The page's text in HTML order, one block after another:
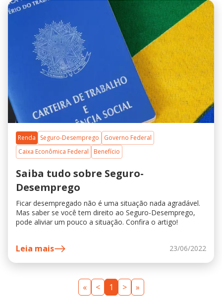
Renda Seguro-Desemprego
Governo Federal
Caixa Econômica Federal
Benefício
Saiba tudo sobre Seguro-
Desemprego
Ficar desempregado não é uma situação nada agradável.
Mas saber se você tem direito ao Seguro-Desemprego,
pode aliviar um pouco a situação. Confira o artigo!
Leia mais 23/06/2022
« < 1 > »